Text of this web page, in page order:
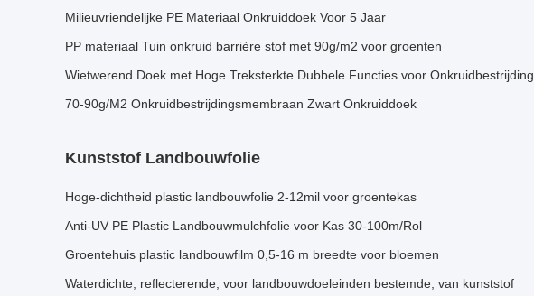
Milieuvriendelijke PE Materiaal Onkruiddoek Voor 5 Jaar
PP materiaal Tuin onkruid barrière stof met 90g/m2 voor groenten
Wietwerend Doek met Hoge Treksterkte Dubbele Functies voor Onkruidbestrijding
70-90g/M2 Onkruidbestrijdingsmembraan Zwart Onkruiddoek
Kunststof Landbouwfolie
Hoge-dichtheid plastic landbouwfolie 2-12mil voor groentekas
Anti-UV PE Plastic Landbouwmulchfolie voor Kas 30-100m/Rol
Groentehuis plastic landbouwfilm 0,5-16 m breedte voor bloemen
Waterdichte, reflecterende, voor landbouwdoeleinden bestemde, van kunststof